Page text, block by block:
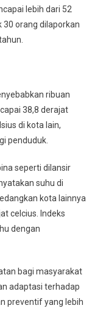
lebih dari 52
30 orang dilaporkan
ribuan
38,8 derajat
di kota lain,
penduduk.
seperti dilansir
suhu di
kota lainnya
celcius. Indeks
dengan
bagi masyarakat
adaptasi terhadap
preventif yang lebih